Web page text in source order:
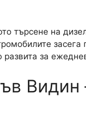
търсене на
за
Видин